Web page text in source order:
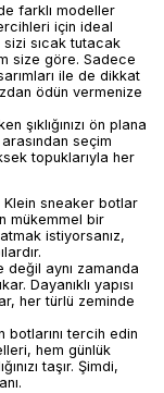
farklı modeller
için ideal
sizi sıcak tutacak
size göre. Sadece
ile de dikkat
ödün vermenize
şıklığınızı ön plana
seçim
topuklarıyla her
Klein sneaker botlar
mükemmel bir
istiyorsanız,
değil aynı zamanda
Dayanıklı yapısı
her türlü zeminde
botlarını tercih edin
hem günlük
taşır. Şimdi,